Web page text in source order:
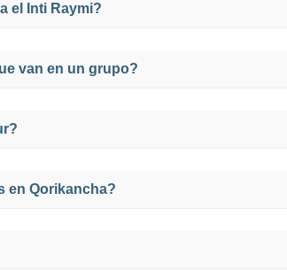
de dar un recorrido por los 3
el Inti Raymi?
vez al año cada "24 de junio", por lo
van en un grupo?
también el servicio privado, para
se recomienda la zona naranja porque
en Qorikancha?
a ellas es opcional.